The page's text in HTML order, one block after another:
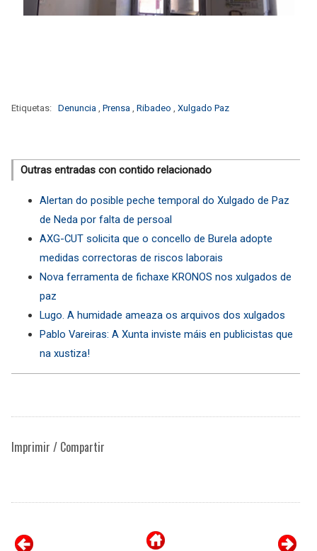
Etiquetas: Denuncia Prensa Ribadeo Xulgado Paz
Outras entradas con contido relacionado
Alertan do posible peche temporal do Xulgado de Paz
de Neda por falta de persoal
AXG-CUT solicita que o concello de Burela adopte
medidas correctoras de riscos laborais
Nova ferramenta de fichaxe KRONOS nos xulgados de
paz
Lugo. A humidade ameaza os arquivos dos xulgados
Pablo Vareiras: A Xunta inviste máis en publicistas que
na xustiza!
Imprimir / Compartir